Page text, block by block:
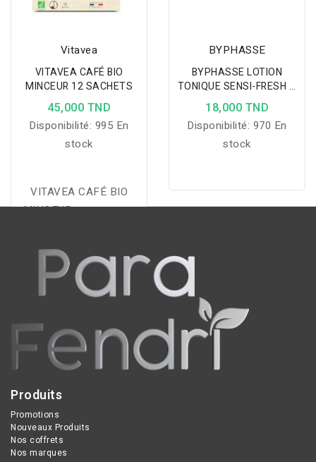
parfum d'exception.
Vitavea
VITAVEA CAFÉ BIO
MINCEUR 12 SACHETS
45,000 TND
Disponibilité: 995 En
stock
VITAVEA CAFÉ BIO
MINCEUR apporte une
programme minceur pour
une silhouette affinée.
BYPHASSE
BYPHASSE LOTION
TONIQUE SENSI-FRESH A
L’ALOE VERA 500ML
18,000 TND
Disponibilité: 970 En
stock
Produits
Promotions
Nouveaux Produits
Nos coffrets
Nos marques